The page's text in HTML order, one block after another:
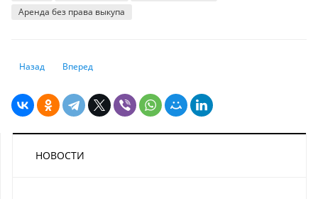
Аренда без права выкупа
Предыдущий: Как распознать финпирамиды, лжеброкеров и
Назад Следующий: Курс тенге: грозит ли дальнейшее
Вперед
НОВОСТИ